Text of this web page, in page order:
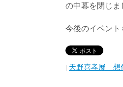
の中幕を閉じま
今後のイベント
| 天野喜孝展 想